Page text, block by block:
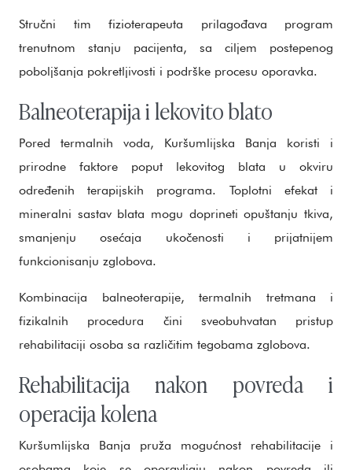
Stručni tim fizioterapeuta prilagođava program
trenutnom stanju pacijenta, sa ciljem postepenog
poboljšanja pokretljivosti i podrške procesu oporavka.
Balneoterapija i lekovito blato
Pored termalnih voda, Kuršumlijska Banja koristi i
prirodne faktore poput lekovitog blata u okviru
određenih terapijskih programa. Toplotni efekat i
mineralni sastav blata mogu doprineti opuštanju tkiva,
smanjenju osećaja ukočenosti i prijatnijem
funkcionisanju zglobova.
Kombinacija balneoterapije, termalnih tretmana i
fizikalnih procedura čini sveobuhvatan pristup
rehabilitaciji osoba sa različitim tegobama zglobova.
Rehabilitacija nakon povreda i
operacija kolena
Kuršumlijska Banja pruža mogućnost rehabilitacije i